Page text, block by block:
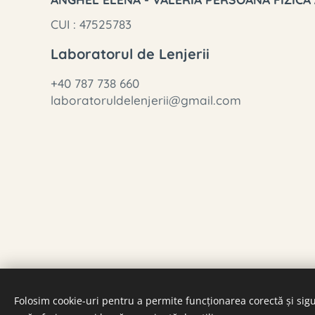
CUI : 47525783
Laboratorul de Lenjerii
+40 787 738 660
laboratoruldelenjerii@gmail.com
Folosim cookie-uri pentru a permite funcționarea corectă și